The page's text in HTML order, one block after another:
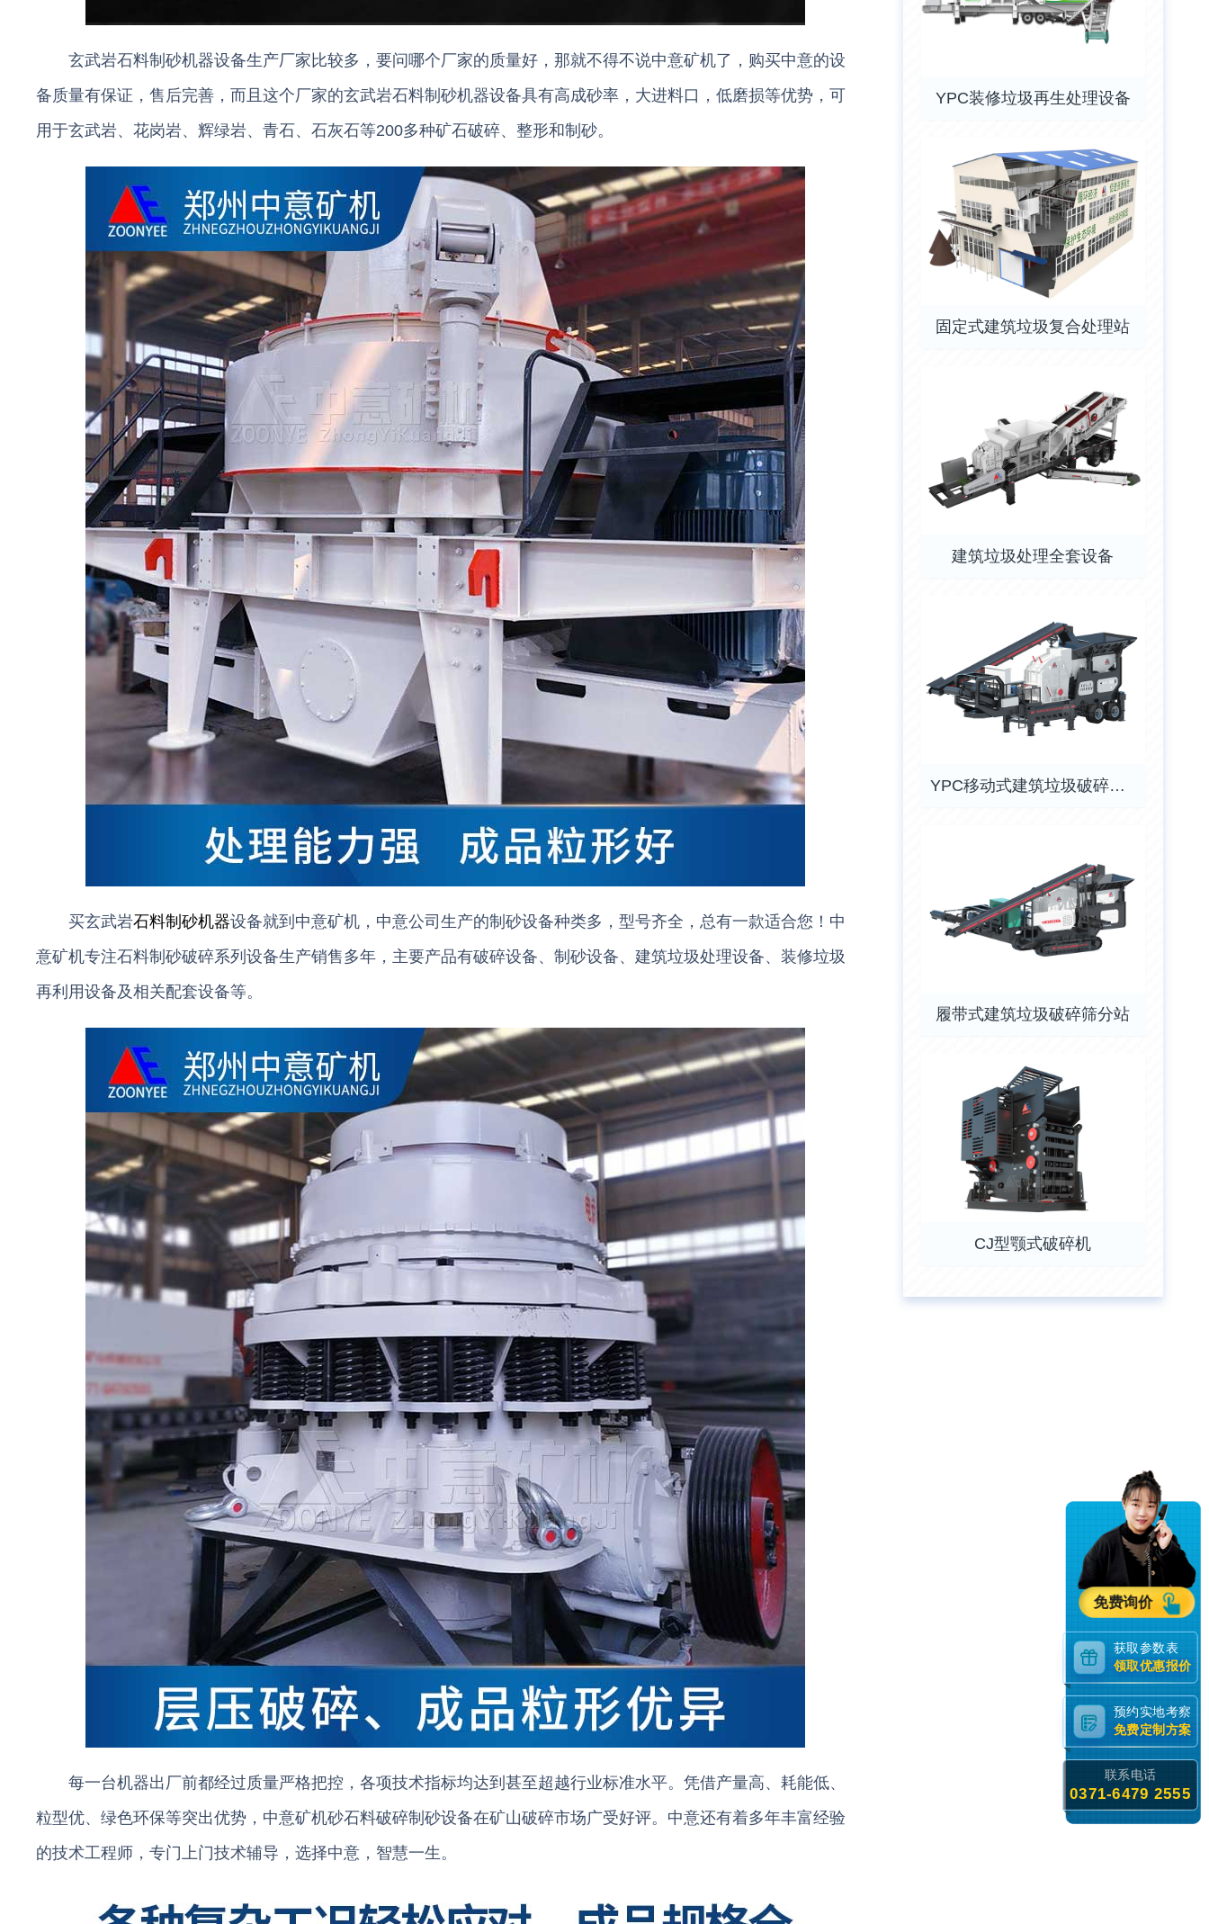
玄武岩石料制砂机器设备生产厂家比较多，要问哪个厂家的质量好，那就不得不说中意矿机了，购买中意的设
备质量有保证，售后完善，而且这个厂家的玄武岩石料制砂机器设备具有高成砂率，大进料口，低磨损等优势，可
用于玄武岩、花岗岩、辉绿岩、青石、石灰石等200多种矿石破碎、整形和制砂。
买玄武岩石料制砂机器设备就到中意矿机，中意公司生产的制砂设备种类多，型号齐全，总有一款适合您！中
意矿机专注石料制砂破碎系列设备生产销售多年，主要产品有破碎设备、制砂设备、建筑垃圾处理设备、装修垃圾
再利用设备及相关配套设备等。
每一台机器出厂前都经过质量严格把控，各项技术指标均达到甚至超越行业标准水平。凭借产量高、耗能低、
粒型优、绿色环保等突出优势，中意矿机砂石料破碎制砂设备在矿山破碎市场广受好评。中意还有着多年丰富经验
的技术工程师，专门上门技术辅导，选择中意，智慧一生。
YPC装修垃圾再生处理设备
固定式建筑垃圾复合处理站
建筑垃圾处理全套设备
YPC移动式建筑垃圾破碎筛分站
履带式建筑垃圾破碎筛分站
CJ型颚式破碎机
免费询价
获取参数表
领取优惠报价
预约实地考察
免费定制方案
联系电话
0371-6479 2555